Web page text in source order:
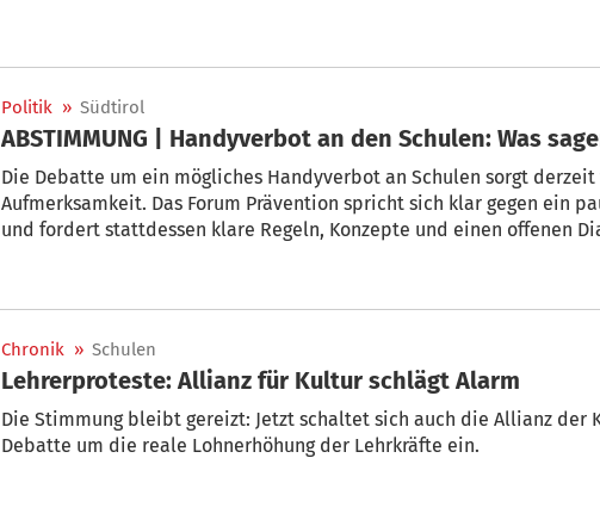
Politik » Südtirol
ABSTIMMUNG | Handyverbot an den Schulen: Was
Die Debatte um ein mögliches Handyverbot an Schulen sorgt
Aufmerksamkeit. Das Forum Prävention spricht sich klar gegen ein
und fordert stattdessen klare Regeln, Konzepte und einen offenen
Chronik » Schulen
Lehrerproteste: Allianz für Kultur schlägt Alarm
Die Stimmung bleibt gereizt: Jetzt schaltet sich auch die Allianz der
Debatte um die reale Lohnerhöhung der Lehrkräfte ein.